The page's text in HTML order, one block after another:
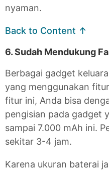
nyaman.
Back to Content ↑
6. Sudah Mendukung
Berbagai gadget
yang menggunakan
fitur ini, Anda bisa
pengisian pada gadget
sampai 7.000 mAh ini.
sekitar 3-4 jam.
Karena ukuran baterai